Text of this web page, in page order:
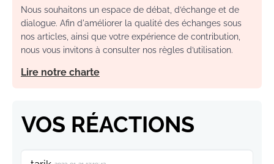
Nous souhaitons un espace de débat, d’échange et de
dialogue. Afin d'améliorer la qualité des échanges sous
nos articles, ainsi que votre expérience de contribution,
nous vous invitons à consulter nos règles d’utilisation.
Lire notre charte
VOS RÉACTIONS